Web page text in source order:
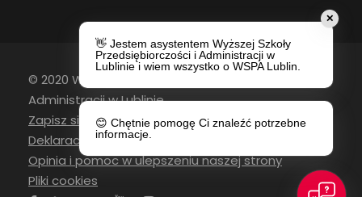
© 2020 Wyższa Szkoła Przedsiębiorczości i
Administracji w Lublinie
Zapisz się do newslettera
Deklaracja Dostępności
Opinia i pomoc w ulepszeniu naszej strony
Pliki cookies
✕
👋 Jestem asystentem Wyższej Szkoły
Przedsiębiorczości i Administracji w
Lublinie i wiem wszystko o WSPA Lublin.
😊 Chętnie pomogę Ci znaleźć potrzebne
informacje.